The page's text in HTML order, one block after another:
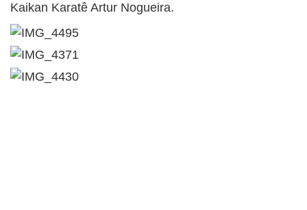
Kaikan Karatê Artur Nogueira.